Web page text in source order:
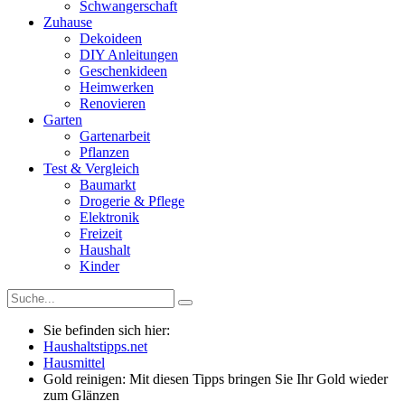
Schwangerschaft
Zuhause
Dekoideen
DIY Anleitungen
Geschenkideen
Heimwerken
Renovieren
Garten
Gartenarbeit
Pflanzen
Test & Vergleich
Baumarkt
Drogerie & Pflege
Elektronik
Freizeit
Haushalt
Kinder
Sie befinden sich hier:
Haushaltstipps.net
Hausmittel
Gold reinigen: Mit diesen Tipps bringen Sie Ihr Gold wieder
zum Glänzen